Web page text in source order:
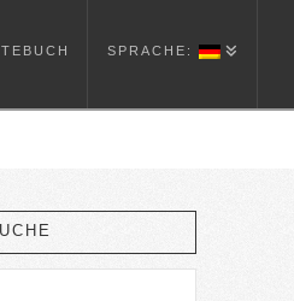
SPRACHE: